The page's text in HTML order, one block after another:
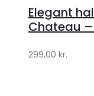
Elegant
Chateau
299,00 kr.